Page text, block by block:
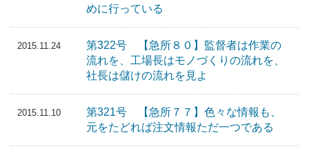
めに行っている
2015.11.24
第322号 【急所８０】監督者は作業の
流れを、工場長はモノづくりの流れを、
社長は儲けの流れを見よ
2015.11.10
第321号 【急所７７】色々な情報も、
元をたどれば注文情報ただ一つである